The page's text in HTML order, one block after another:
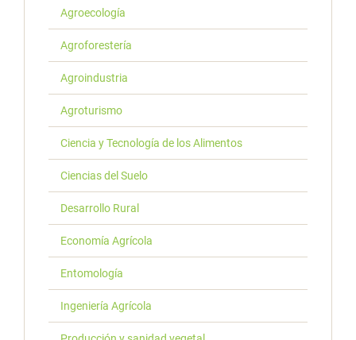
Agroecología
Agroforestería
Agroindustria
Agroturismo
Ciencia y Tecnología de los Alimentos
Ciencias del Suelo
Desarrollo Rural
Economía Agrícola
Entomología
Ingeniería Agrícola